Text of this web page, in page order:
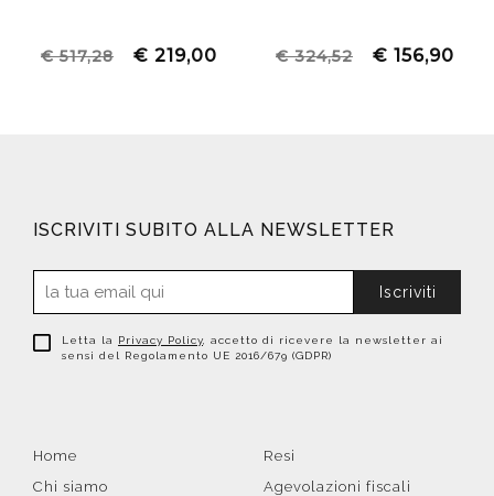
€ 517,28 € 219,00 € 324,52 € 156,90
ISCRIVITI SUBITO ALLA NEWSLETTER
Iscriviti
Letta la Privacy Policy , accetto di ricevere la newsletter ai
sensi del Regolamento UE 2016/679 (GDPR)
Home
Chi siamo
Resi
Agevolazioni fiscali